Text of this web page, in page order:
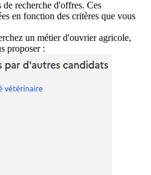
recherche d'offres. Ces
en fonction des critères que vous
un métier d'ouvrier agricole,
proposer :